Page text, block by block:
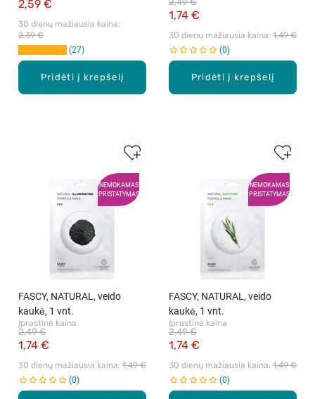
Pridėti į krepšelį
2,59 €
30 dienų mažiausia kaina:
2,39 €
27
Pridėti į krepšelį
1,74 €
30 dienų mažiausia kaina: 1,49 €
0
NEMOKAMAS
PRISTATYMAS
FASCY, NATURAL, veido
kaukė, 1 vnt.
Įprastinė kaina
1,74 €
2,49 €
30 dienų mažiausia kaina: 1,49 €
0
NEMOKAMAS
PRISTATYMAS
FASCY, NATURAL, veido
kaukė, 1 vnt.
Įprastinė kaina
1,74 €
2,49 €
30 dienų mažiausia kaina: 1,49 €
0